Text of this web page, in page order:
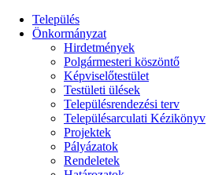
Település
Önkormányzat
Hirdetmények
Polgármesteri köszöntő
Képviselőtestület
Testületi ülések
Településrendezési terv
Településarculati Kézikönyv
Projektek
Pályázatok
Rendeletek